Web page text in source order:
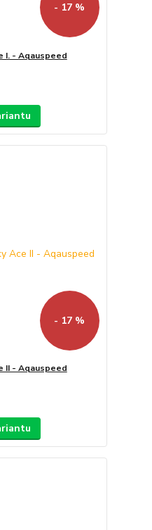
- 17 %
I. - Aqauspeed
- 17 %
II - Aqauspeed